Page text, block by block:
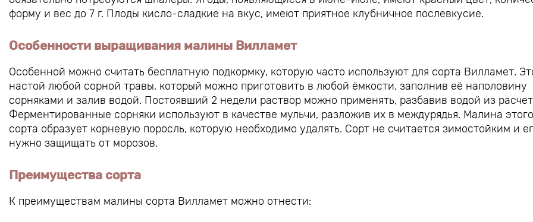
форму и вес до 7 г. Плоды кисло-сладкие на вкус, имеют приятное клубничное послевкусие.
Особенности выращивания малины Вилламет
Особенной можно считать бесплатную подкормку, которую часто используют для сорта Вилламет.
настой любой сорной травы, который можно приготовить в любой ёмкости, заполнив её наполовину
сорняками и залив водой. Постоявший 2 недели раствор можно применять, разбавив водой из
Ферментированные сорняки используют в качестве мульчи, разложив их в междурядья. Малина этого
сорта образует корневую поросль, которую необходимо удалять. Сорт не считается зимостойким и
нужно защищать от морозов.
Преимущества сорта
К преимуществам малины сорта Вилламет можно отнести: